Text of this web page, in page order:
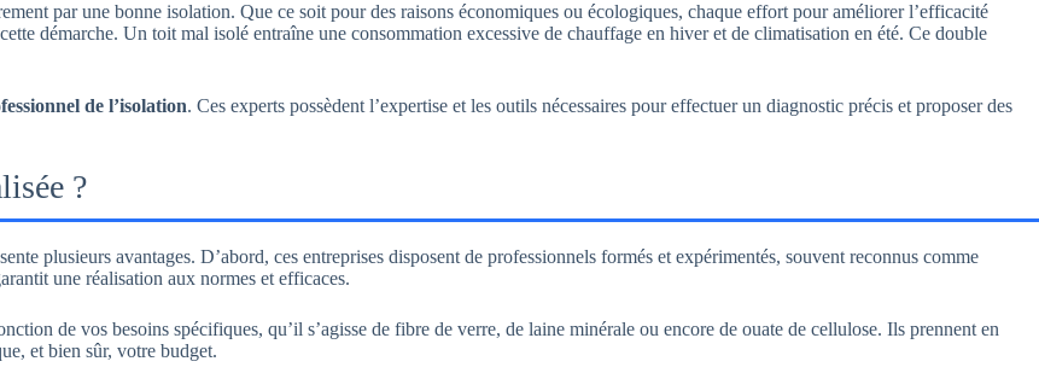
par une bonne isolation. Que ce soit pour des raisons économiques ou écologiques, chaque effort pour améliorer l’efficacité
démarche. Un toit mal isolé entraîne une consommation excessive de chauffage en hiver et de climatisation en été. Ce double
de l’isolation. Ces experts possèdent l’expertise et les outils nécessaires pour effectuer un diagnostic précis et proposer des
?
plusieurs avantages. D’abord, ces entreprises disposent de professionnels formés et expérimentés, souvent reconnus comme
une réalisation aux normes et efficaces.
de vos besoins spécifiques, qu’il s’agisse de fibre de verre, de laine minérale ou encore de ouate de cellulose. Ils prennent en
et bien sûr, votre budget.